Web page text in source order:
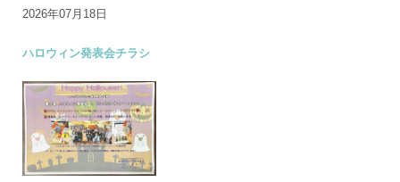
2026年07月18日
ハロウィン発表会チラシ